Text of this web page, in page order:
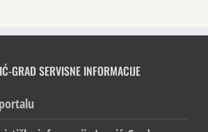
GRAD SERVISNE INFORMACIJE